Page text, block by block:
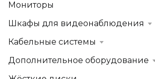
Мониторы
Шкафы для видеонаблюдения
Кабельные системы
Дополнительное оборудование